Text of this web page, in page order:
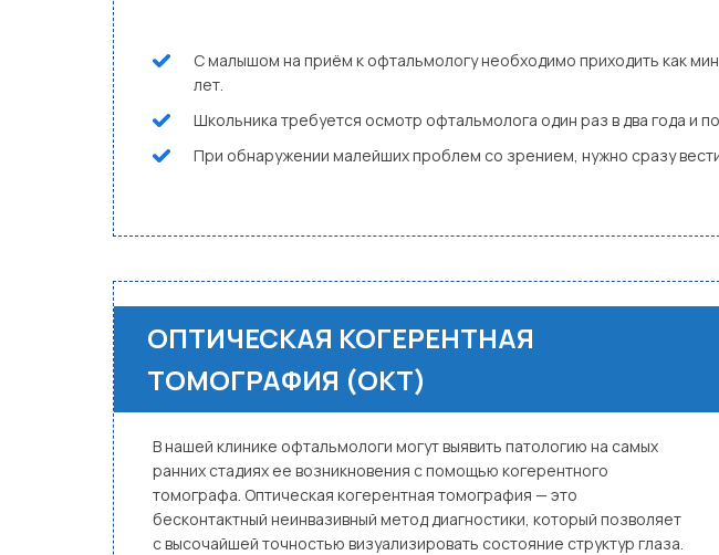
С малышом на приём к офтальмологу необходимо приходить как
лет.
Школьника требуется осмотр офтальмолога один раз в два года и
При обнаружении малейших проблем со зрением, нужно сразу
ОПТИЧЕСКАЯ КОГЕРЕНТНАЯ
ТОМОГРАФИЯ (ОКТ)
В нашей клинике офтальмологи могут выявить патологию на самых
ранних стадиях ее возникновения с помощью когерентного
томографа. Оптическая когерентная томография — это
бесконтактный неинвазивный метод диагностики, который позволяет
с высочайшей точностью визуализировать состояние структур глаза.